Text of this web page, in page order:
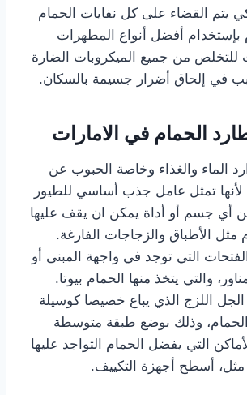
يتم القضاء على كل نفايات الحمام
بإستخدام أفضل أنواع المطهرات
للتخلص من جميع الميكروبات الضارة
في إلحاق أضرار جسيمة بالسكان.
الحمام في الامارات
الماء والغذاء وخاصة الحبوب عن
لأنها تمثل عامل جذب أساسي للطيور
أي جسم أو أداة يمكن ان يقف عليها
مثل الأطباق والزجاجات الفارغة.
التي توجد في واجهة المبنى أو
والتي يتخذ منها الحمام بيوتا.
اللزج الذي يباع خصيصا كوسيلة
وذلك بوضع طبقة متوسطة
التي يفضل الحمام التواجد عليها
مثل، أسطح أجهزة التكييف.